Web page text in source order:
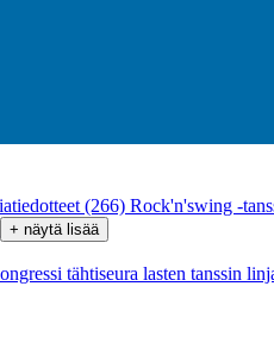
(266) Rock'n'swing -
+ näytä lisää
tähtiseura lasten tanssin